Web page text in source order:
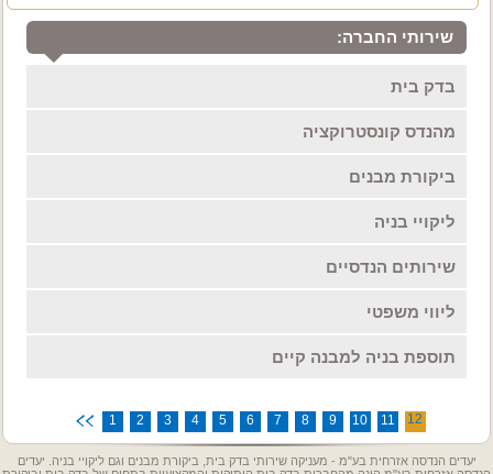
שירותי החברה:
בדק בית
מהנדס קונסטרוקציה
ביקורת מבנים
ליקויי בניה
שירותים הנדסיים
ליווי משפטי
תוספת בניה למבנה קיים
1 2 3 4 5 6 7 8 9 10 11 12
יעדים הנדסה אזרחית בע"מ - מעניקה שירותי בדק בית, ביקורת מבנים וגם ליקויי בניה. יעדים